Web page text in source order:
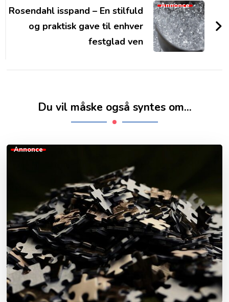
Annonce
Rosendahl isspand – En stilfuld
og praktisk gave til enhver
festglad ven
Du vil måske også syntes om...
Annonce